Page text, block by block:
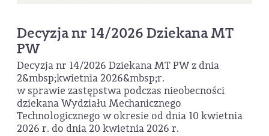
Decyzja nr 14/2026 Dziekana MT
PW
Decyzja nr 14/2026 Dziekana MT PW z dnia
2&mbsp;kwietnia 2026&mbsp;r.
w sprawie zastępstwa podczas nieobecności
dziekana Wydziału Mechanicznego
Technologicznego w okresie od dnia 10 kwietnia
2026 r. do dnia 20 kwietnia 2026 r.